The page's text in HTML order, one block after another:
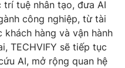
tuệ nhân tạo, đưa AI
công nghiệp, từ tài
khách hàng và vận hành
TECHVIFY sẽ tiếp tục
AI, mở rộng quan hệ